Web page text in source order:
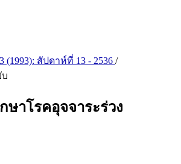
(1993): สัปดาห์ที่ 13 - 2536 /
ษาโรคอุจจาระร่วง